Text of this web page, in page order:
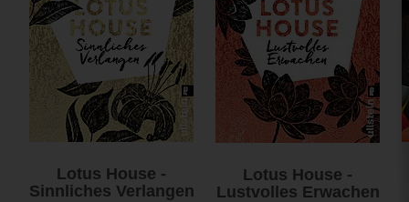
Lotus House -
Sinnliches Verlangen
Lotus House -
Lustvolles Erwachen